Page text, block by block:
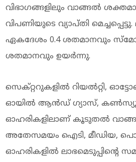
വിഭാഗങ്ങളിലും വാങ്ങൽ
വിപണിയുടെ വ്യാപ്തി
ഏകദേശം 0.4 ശതമാനവും
ശതമാനവും ഉയർന്നു.
സെക്റ്ററുകളിൽ റിയൽറ്റി,
ഓയിൽ ആൻഡ് ഗ്യാസ്,
ഓഹരികളിലാണ് കൂടുതൽ
അതേസമയം ഐടി, മീഡിയ,
ഓഹരികളിൽ ലാഭമെടുപ്പിന്റെ